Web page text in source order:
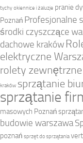
tychy okiennice i żaluzje pranie
Poznań Profesjonalne
środki czyszczące
dachowe kraków
elektryczne
rolety
kraków sprzątanie
sprzątanie
masowych Poznań
budowie warszawa
poznań sprzęt do sprzątania